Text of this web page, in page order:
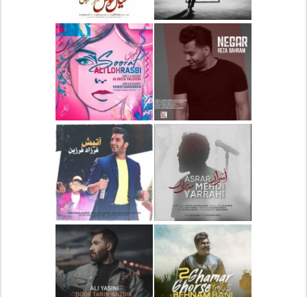
دانلود آلبوم جدید سیروان
خسروی بنام مونولوگ
دانلود آهنگ جدید علیرضا
قربانی بنام خیال خوش
دانلود آهنگ جدید رضا
بهرام بنام نگار
دانلود آهنگ جدید علی
لهراسبی بنام صورت
دانلود آهنگ جدید مهدی
یراحی بنام اسرار
دانلود آهنگ جدید فرزاد
فرزین بنام آتیش